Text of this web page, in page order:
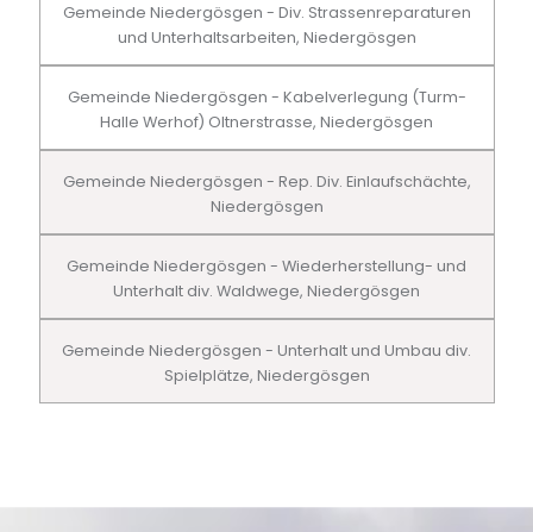
Gemeinde Niedergösgen - Div. Strassenreparaturen
und Unterhaltsarbeiten, Niedergösgen
Gemeinde Niedergösgen - Kabelverlegung (Turm-
Halle Werhof) Oltnerstrasse, Niedergösgen
Gemeinde Niedergösgen - Rep. Div. Einlaufschächte,
Niedergösgen
Gemeinde Niedergösgen - Wiederherstellung- und
Unterhalt div. Waldwege, Niedergösgen
Gemeinde Niedergösgen - Unterhalt und Umbau div.
Spielplätze, Niedergösgen